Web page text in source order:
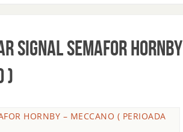
semafor HORNBY
)
HORNBY – MECCANO ( PERIOADA